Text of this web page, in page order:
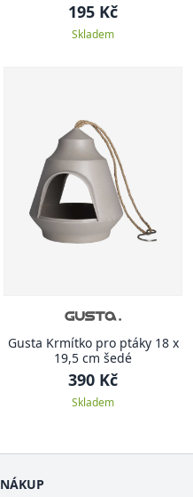
195 Kč
Skladem
Gusta Krmítko pro ptáky 18 x
19,5 cm šedé
390 Kč
Skladem
NÁKUP